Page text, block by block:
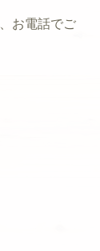
お電話でご